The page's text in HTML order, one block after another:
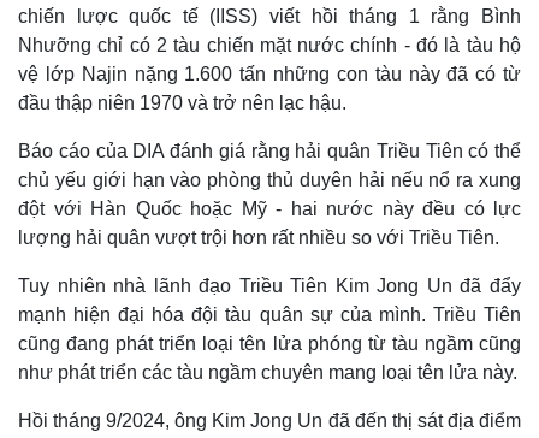
chiến lược quốc tế (IISS) viết hồi tháng 1 rằng Bình
Nhưỡng chỉ có 2 tàu chiến mặt nước chính - đó là tàu hộ
vệ lớp Najin nặng 1.600 tấn những con tàu này đã có từ
đầu thập niên 1970 và trở nên lạc hậu.
Báo cáo của DIA đánh giá rằng hải quân Triều Tiên có thể
chủ yếu giới hạn vào phòng thủ duyên hải nếu nổ ra xung
đột với Hàn Quốc hoặc Mỹ - hai nước này đều có lực
lượng hải quân vượt trội hơn rất nhiều so với Triều Tiên.
Tuy nhiên nhà lãnh đạo Triều Tiên Kim Jong Un đã đẩy
mạnh hiện đại hóa đội tàu quân sự của mình. Triều Tiên
cũng đang phát triển loại tên lửa phóng từ tàu ngầm cũng
như phát triển các tàu ngầm chuyên mang loại tên lửa này.
Hồi tháng 9/2024, ông Kim Jong Un đã đến thị sát địa điểm